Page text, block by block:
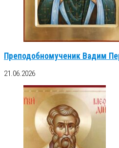
Преподобномученик Вадим
21.06.2026